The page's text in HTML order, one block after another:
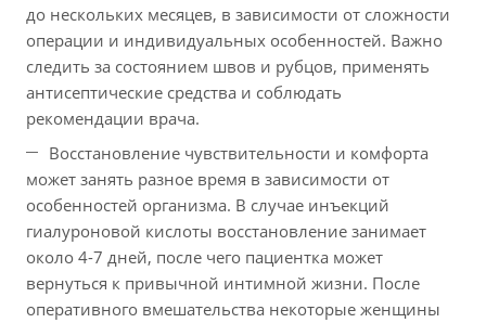
до нескольких месяцев, в зависимости от сложности
операции и индивидуальных особенностей. Важно
следить за состоянием швов и рубцов, применять
антисептические средства и соблюдать
рекомендации врача.
Восстановление чувствительности и комфорта
может занять разное время в зависимости от
особенностей организма. В случае инъекций
гиалуроновой кислоты восстановление занимает
около 4-7 дней, после чего пациентка может
вернуться к привычной интимной жизни. После
оперативного вмешательства некоторые женщины